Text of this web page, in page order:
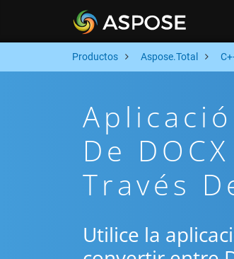
Productos Aspose.Total
De
Través
Utilice la